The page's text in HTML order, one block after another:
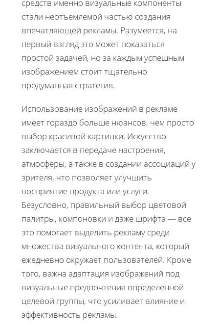
средств именно визуальные компоненты
стали неотъемлемой частью создания
впечатляющей рекламы. Разумеется, на
первый взгляд это может показаться
простой задачей, но за каждым успешным
изображением стоит тщательно
продуманная стратегия.
Использование изображений в рекламе
имеет гораздо больше нюансов, чем просто
выбор красивой картинки. Искусство
заключается в передаче настроения,
атмосферы, а также в создании ассоциаций у
зрителя, что позволяет улучшить
восприятие продукта или услуги.
Безусловно, правильный выбор цветовой
палитры, компоновки и даже шрифта — все
это помогает выделить рекламу среди
множества визуального контента, который
ежедневно окружает пользователей. Кроме
того, важна адаптация изображений под
визуальные предпочтения определенной
целевой группы, что усиливает влияние и
эффективность рекламы.